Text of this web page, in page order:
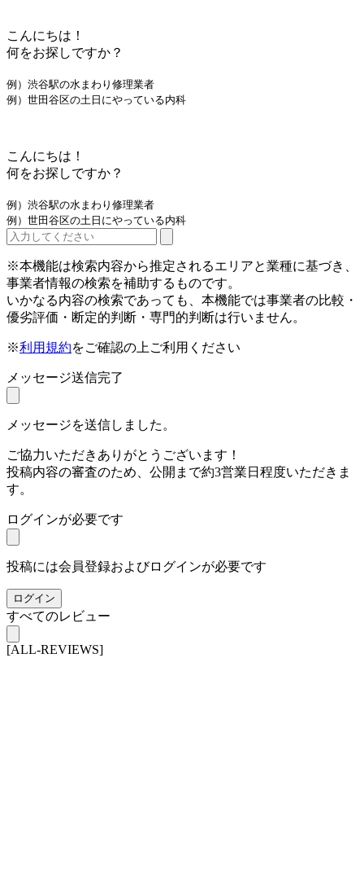
こんにちは！
何をお探しですか？
例）渋谷駅の水まわり修理業者
例）世田谷区の土日にやっている内科
こんにちは！
何をお探しですか？
例）渋谷駅の水まわり修理業者
例）世田谷区の土日にやっている内科
※本機能は検索内容から推定されるエリアと業種に基づき、
事業者情報の検索を補助するものです。
いかなる内容の検索であっても、本機能では事業者の比較・
優劣評価・断定的判断・専門的判断は行いません。
※利用規約をご確認の上ご利用ください
メッセージ送信完了
メッセージを送信しました。
ご協力いただきありがとうございます！
投稿内容の審査のため、公開まで約3営業日程度いただきま
す。
ログインが必要です
投稿には会員登録およびログインが必要です
ログイン
すべてのレビュー
[ALL-REVIEWS]